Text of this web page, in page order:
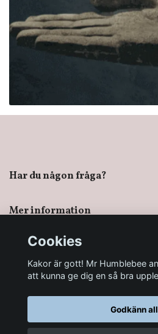
Har du någon fråga?
Mer information
Sociala medier
© 2026 Mr Humblebee - En
Cookies
Kakor är gott! Mr Humblebee
att kunna ge dig en så bra
Godkänn